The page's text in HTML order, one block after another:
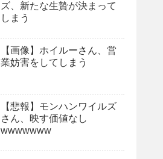
ズ、新たな生贄が決まって
しまう
【画像】ホイルーさん、営
業妨害をしてしまう
【悲報】モンハンワイルズ
さん、映す価値なし
wwwwwww